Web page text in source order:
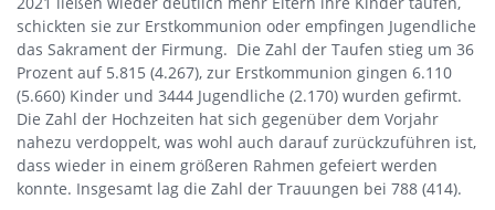
schickten sie zur Erstkommunion oder empfingen Jugendliche
das Sakrament der Firmung. Die Zahl der Taufen stieg um 36
Prozent auf 5.815 (4.267), zur Erstkommunion gingen 6.110
(5.660) Kinder und 3444 Jugendliche (2.170) wurden gefirmt.
Die Zahl der Hochzeiten hat sich gegenüber dem Vorjahr
nahezu verdoppelt, was wohl auch darauf zurückzuführen ist,
dass wieder in einem größeren Rahmen gefeiert werden
konnte. Insgesamt lag die Zahl der Trauungen bei 788 (414).